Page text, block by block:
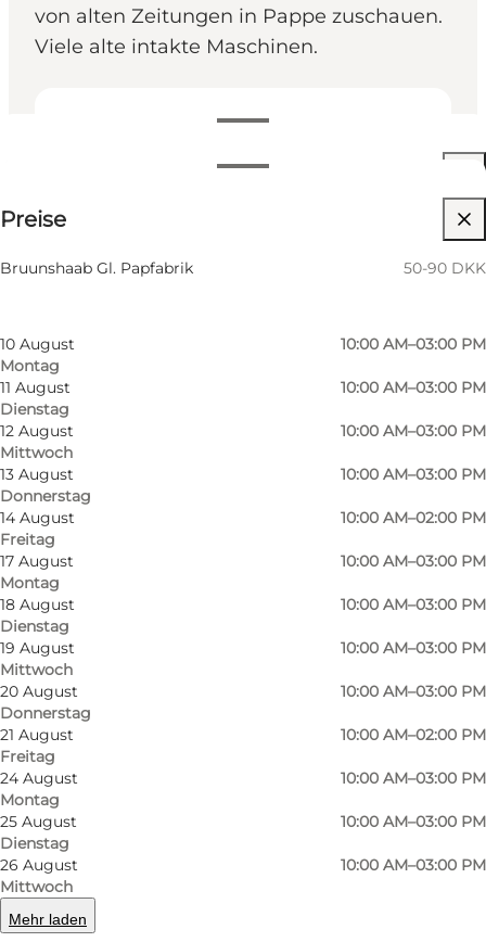
von alten Zeitungen in Pappe zuschauen.
Viele alte intakte Maschinen.
Öffnungszeiten anzeigen
Nach Monat filtern
6 August
Donnerstag
10 August
Montag
10:00 AM–03:00 PM
11 August
Dienstag
10:00 AM–03:00 PM
12 August
Mittwoch
10:00 AM–03:00 PM
13 August
Donnerstag
10:00 AM–03:00 PM
14 August
Freitag
10:00 AM–02:00 PM
17 August
Montag
10:00 AM–03:00 PM
18 August
Dienstag
10:00 AM–03:00 PM
19 August
Mittwoch
10:00 AM–03:00 PM
20 August
Donnerstag
10:00 AM–03:00 PM
21 August
Freitag
10:00 AM–02:00 PM
24 August
Montag
10:00 AM–03:00 PM
25 August
Dienstag
10:00 AM–03:00 PM
26 August
Mittwoch
10:00 AM–03:00 PM
Mehr laden
Preise
Bruunshaab Gl. Papfabrik 50-90 DKK
Foto: VisitViborg Foto:
Ausstellung über die Geschichte der
ehemaligen Fabrik mit Bildern/Filmen und
alten Werkzeugen.